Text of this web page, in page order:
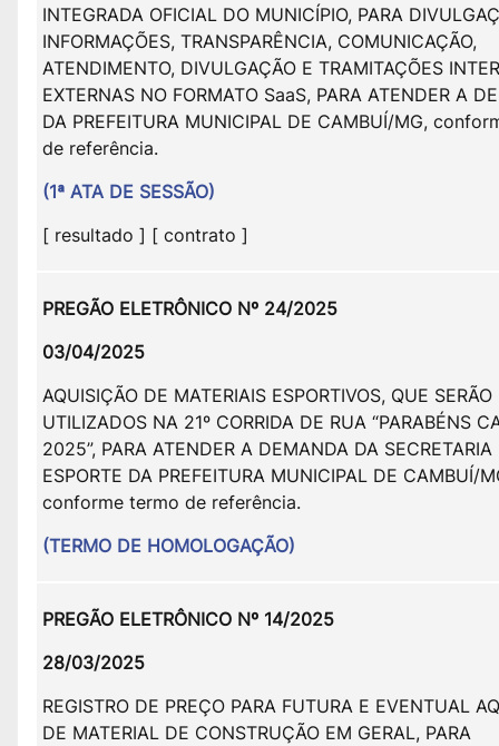
INTEGRADA OFICIAL DO MUNICÍPIO, PARA
INFORMAÇÕES, TRANSPARÊNCIA, COMUNICAÇÃO,
ATENDIMENTO, DIVULGAÇÃO E TRAMITAÇÕES
EXTERNAS NO FORMATO SaaS, PARA ATENDER A
DA PREFEITURA MUNICIPAL DE CAMBUÍ/MG,
de referência.
(1ª ATA DE SESSÃO)
[ resultado ] [ contrato ]
PREGÃO ELETRÔNICO Nº 24/2025
03/04/2025
AQUISIÇÃO DE MATERIAIS ESPORTIVOS, QUE SERÃO
UTILIZADOS NA 21º CORRIDA DE RUA “PARABÉNS
2025”, PARA ATENDER A DEMANDA DA SECRETARIA
ESPORTE DA PREFEITURA MUNICIPAL DE CAMBUÍ/
conforme termo de referência.
(TERMO DE HOMOLOGAÇÃO)
PREGÃO ELETRÔNICO Nº 14/2025
28/03/2025
REGISTRO DE PREÇO PARA FUTURA E EVENTUAL
DE MATERIAL DE CONSTRUÇÃO EM GERAL, PARA